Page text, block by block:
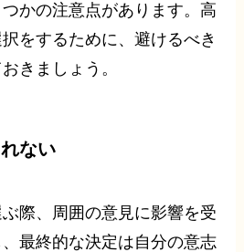
かの注意点があります。高
をするために、避けるべき
きましょう。
ない
際、周囲の意見に影響を受
最終的な決定は自分の意志